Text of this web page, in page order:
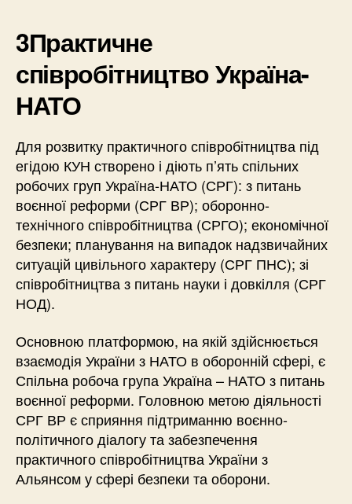
3Практичне
співробітництво Україна-
НАТО
Для розвитку практичного співробітництва під
егідою КУН створено і діють п’ять спільних
робочих груп Україна-НАТО (СРГ): з питань
воєнної реформи (СРГ ВР); оборонно-
технічного співробітництва (СРГО); економічної
безпеки; планування на випадок надзвичайних
ситуацій цивільного характеру (СРГ ПНС); зі
співробітництва з питань науки і довкілля (СРГ
НОД).
Основною платформою, на якій здійснюється
взаємодія України з НАТО в оборонній сфері, є
Спільна робоча група Україна – НАТО з питань
воєнної реформи. Головною метою діяльності
СРГ ВР є сприяння підтриманню воєнно-
політичного діалогу та забезпечення
практичного співробітництва України з
Альянсом у сфері безпеки та оборони.